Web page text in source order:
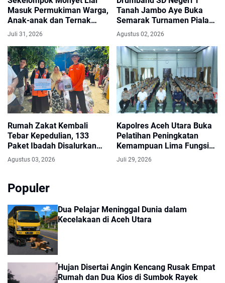
Masuk Permukiman Warga,
Anak-anak dan Ternak
Dikhawatirkan Terancam
Juli 31, 2026
Tanah Jambo Aye Buka
Semarak Turnamen Piala
Bupati dan Wakil Bupati
Aceh Utara
Agustus 02, 2026
Rumah Zakat Kembali
Tebar Kepedulian, 133
Paket Ibadah Disalurkan
untuk Warga Terdampak
Banjir
Agustus 03, 2026
Kapolres Aceh Utara Buka
Pelatihan Peningkatan
Kemampuan Lima Fungsi
Teknis Kepolisian
Juli 29, 2026
Populer
Dua Pelajar Meninggal Dunia dalam
Kecelakaan di Aceh Utara
Hujan Disertai Angin Kencang Rusak Empat
Rumah dan Dua Kios di Sumbok Rayek